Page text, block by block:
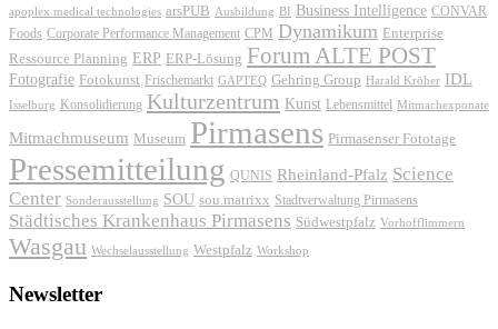
apoplex medical technologies arsPUB Ausbildung BI Business Intelligence CONVAR
Foods Corporate Performance Management CPM Dynamikum Enterprise
Ressource Planning ERP ERP-Lösung Forum ALTE POST
Fotografie Fotokunst Frischemarkt GAPTEQ Gehring Group Harald Kröher IDL
Isselburg Konsolidierung Kulturzentrum Kunst Lebensmittel Mitmachexponate
Mitmachmuseum Museum Pirmasens Pirmasenser Fototage
Pressemitteilung QUNIS Rheinland-Pfalz Science
Center Sonderausstellung SOU sou.matrixx Stadtverwaltung Pirmasens
Städtisches Krankenhaus Pirmasens Südwestpfalz Vorhofflimmern
Wasgau Wechselausstellung Westpfalz Workshop
Newsletter